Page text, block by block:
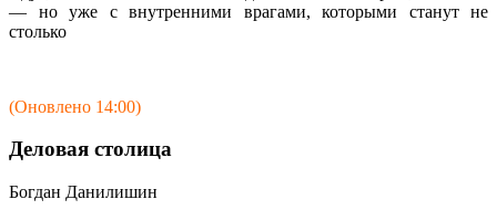
— но уже с внутренними врагами, которыми станут не
столько
(Оновлено 14:00)
Деловая столица
Богдан Данилишин